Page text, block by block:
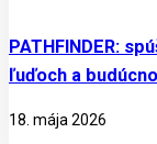
PATHFINDER:
ľuďoch a
18. mája 2026